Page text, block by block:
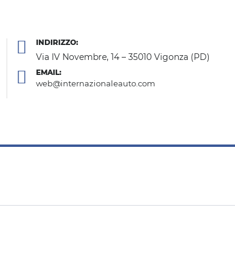
INDIRIZZO:
Via IV Novembre, 14 – 35010 Vigonza (PD)
EMAIL:
web@internazionaleauto.com